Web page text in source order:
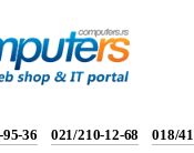
36 021/210-12-68 018/